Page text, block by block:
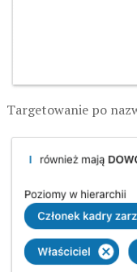
Targetowanie po